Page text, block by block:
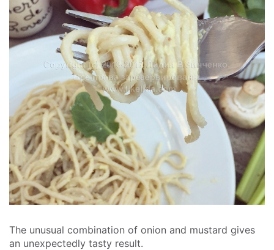
The unusual combination of onion and mustard gives
an unexpectedly tasty result.